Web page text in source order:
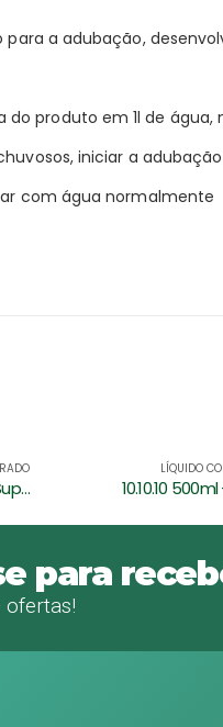
a adubação,
produto em 1l de
iniciar a
com água normalmente
LÍQUIDO
Violeta
para
ofertas!